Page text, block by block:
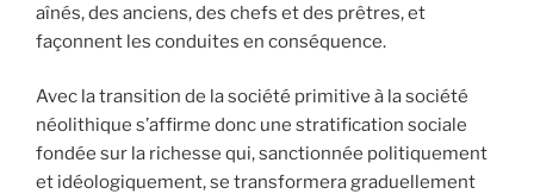
aînés, des anciens, des chefs et des prêtres, et
façonnent les conduites en conséquence.
Avec la transition de la société primitive à la société
néolithique s’affirme donc une stratification sociale
fondée sur la richesse qui, sanctionnée politiquement
et idéologiquement, se transformera graduellement